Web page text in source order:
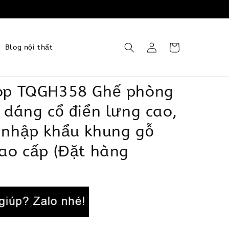
Blog nội thất
TQGH358 Ghế phòng
dáng cổ điển lưng cao,
khẩu khung gỗ
cấp (Đặt hàng